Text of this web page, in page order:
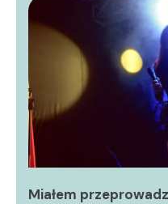
Miałem